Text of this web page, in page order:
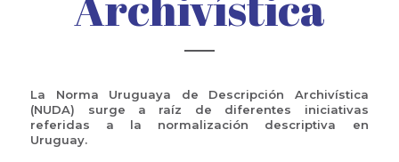
La Norma Uruguaya de Descripción Archivística
(NUDA) surge a raíz de diferentes iniciativas
referidas a la normalización descriptiva en
Uruguay.